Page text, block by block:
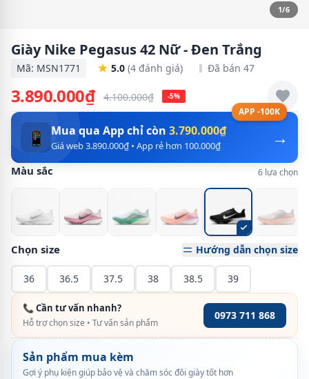
1/6
Giày Nike Pegasus 42 Nữ - Đen Trắng
Mã: MSN1771 5.0 (4 đánh giá) Đã bán 47
3.890.000₫ 4.100.000₫ -5%
APP -100K
→
📱 Mua qua App chỉ còn 3.790.000₫
Giá web 3.890.000₫ • App rẻ hơn 100.000₫
Màu sắc 6 lựa chọn
Chọn size Hướng dẫn chọn size
36 36.5 37.5 38 38.5 39
📞 Cần tư vấn nhanh?
Hỗ trợ chọn size • Tư vấn sản phẩm
0973 711 868
Sản phẩm mua kèm
Gợi ý phụ kiện giúp bảo vệ và chăm sóc đôi giày tốt hơn